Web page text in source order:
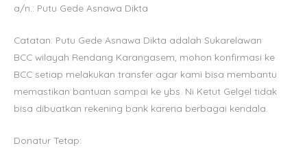
a/n.: Putu Gede Asnawa Dikta
Catatan: Putu Gede Asnawa Dikta adalah Sukarelawan
BCC wilayah Rendang Karangasem, mohon konfirmasi ke
BCC setiap melakukan transfer agar kami bisa membantu
memastikan bantuan sampai ke ybs. Ni Ketut Gelgel tidak
bisa dibuatkan rekening bank karena berbagai kendala.
Donatur Tetap: